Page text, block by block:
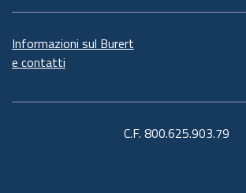
Informazioni sul Burert
e contatti
C.F. 800.625.903.79